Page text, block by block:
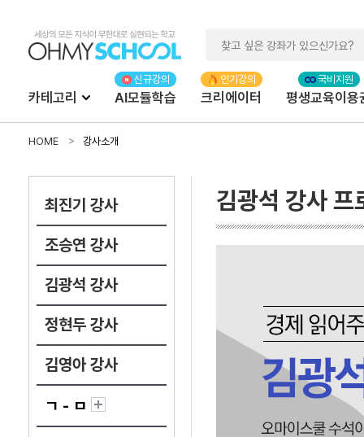
카테고리 AI모듈학습 크리에이터 평생교육이용
HOME 강사소개
최진기 강사
조승연 강사
김광석 강사
정현두 강사
김영아 강사
ㄱ - ㅁ
김광석 강사 프